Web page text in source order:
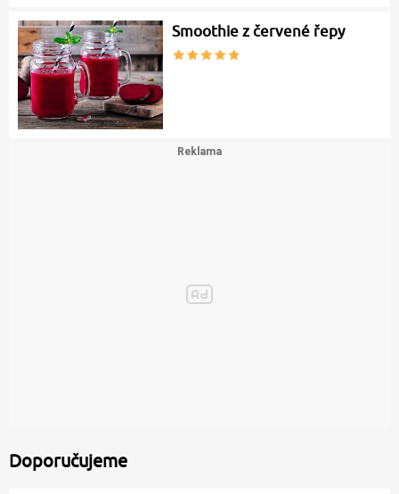
Smoothie z červené řepy
Doporučujeme